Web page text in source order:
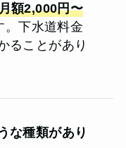
額2,000円〜
。下水道料金
ることがあり
な種類があり